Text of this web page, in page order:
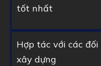
tốt nhất
Hợp tác với các
xây dựng